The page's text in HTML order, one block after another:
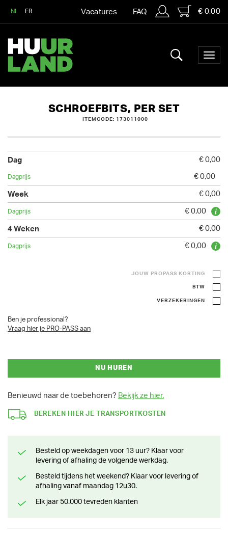
NL FR Vacatures FAQ € 0,00
SCHROEFBITS, PER SET
ITEMCODE: 173011000
€ 0,00
€ 0,00
€ 0,00
€ 0,00
€ 0,00
€ 0,00
JOUW PROPASS KORTING
BTW
VERZEKERINGEN
Ben je professional?
Vraag hier je PRO-PASS aan
NU HUREN
Benieuwd naar de toebehoren? Bekijk ze hier.
BEREKEN HIER JE TRANSPORTKOSTEN
Besteld op weekdagen voor 13 uur? Klaar voor
levering of afhaling de volgende werkdag.
Besteld tijdens het weekend? Klaar voor levering of
afhaling vanaf maandag 12u30.
Elk jaar 50.000 tevreden klanten